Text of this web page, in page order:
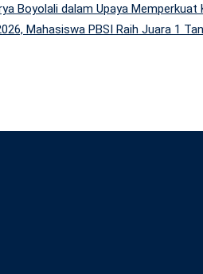
Boyolali dalam Upaya Memperkuat
Mahasiswa PBSI Raih Juara 1